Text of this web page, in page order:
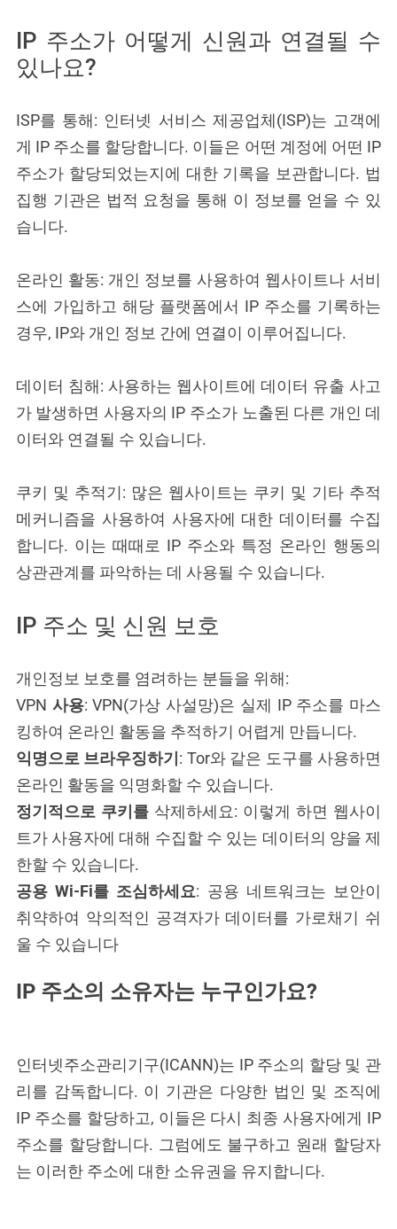
IP 주소가 어떻게 신원과 연결될 수
있나요?
ISP를 통해: 인터넷 서비스 제공업체(ISP)는 고객에
게 IP 주소를 할당합니다. 이들은 어떤 계정에 어떤 IP
주소가 할당되었는지에 대한 기록을 보관합니다. 법
집행 기관은 법적 요청을 통해 이 정보를 얻을 수 있
습니다.
온라인 활동: 개인 정보를 사용하여 웹사이트나 서비
스에 가입하고 해당 플랫폼에서 IP 주소를 기록하는
경우, IP와 개인 정보 간에 연결이 이루어집니다.
데이터 침해: 사용하는 웹사이트에 데이터 유출 사고
가 발생하면 사용자의 IP 주소가 노출된 다른 개인 데
이터와 연결될 수 있습니다.
쿠키 및 추적기: 많은 웹사이트는 쿠키 및 기타 추적
메커니즘을 사용하여 사용자에 대한 데이터를 수집
합니다. 이는 때때로 IP 주소와 특정 온라인 행동의
상관관계를 파악하는 데 사용될 수 있습니다.
IP 주소 및 신원 보호
개인정보 보호를 염려하는 분들을 위해:
VPN 사용: VPN(가상 사설망)은 실제 IP 주소를 마스
킹하여 온라인 활동을 추적하기 어렵게 만듭니다.
익명으로 브라우징하기 : Tor와 같은 도구를 사용하면
온라인 활동을 익명화할 수 있습니다.
정기적으로 쿠키를삭제하세요: 이렇게 하면 웹사이
트가 사용자에 대해 수집할 수 있는 데이터의 양을 제
한할 수 있습니다.
공용 Wi-Fi를 조심하세요: 공용 네트워크는 보안이
취약하여 악의적인 공격자가 데이터를 가로채기 쉬
울 수 있습니다
IP 주소의 소유자는 누구인가요?
인터넷주소관리기구(ICANN)는 IP 주소의 할당 및 관
리를 감독합니다. 이 기관은 다양한 법인 및 조직에
IP 주소를 할당하고, 이들은 다시 최종 사용자에게 IP
주소를 할당합니다. 그럼에도 불구하고 원래 할당자
는 이러한 주소에 대한 소유권을 유지합니다.